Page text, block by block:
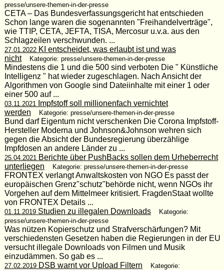
presse/unsere-themen-in-der-presse
CETA – Das Bundesverfassungsgericht hat entschieden
Schon lange waren die sogenannten "Freihandelverträge",
wie TTIP, CETA, JEFTA, TISA, Mercosur u.v.a. aus den
Schlagzeilen verschwunden. ...
27.01.2022KI entscheidet, was erlaubt ist und was
nicht
Kategorie: presse/unsere-themen-in-der-presse
Mindestens die 1 und die 500 sind verboten Die " Künstliche
Intelligenz " hat wieder zugeschlagen. Nach Ansicht der
Algorithmen von Google sind Dateiinhalte mit einer 1 oder
einer 500 auf ...
03.11.2021
Impfstoff soll millionenfach vernichtet
werden
Kategorie: presse/unsere-themen-in-der-presse
Bund darf Eigentum nicht verschenken Die Corona Impfstoff-
Hersteller Moderna und Johnson&Johnson wehren sich
gegen die Absicht der Bundesregierung überzählige
Impfdosen an andere Länder zu ...
25.04.2021 Berichte über PushBacks sollen dem Urheberrecht
unterliegen
Kategorie: presse/unsere-themen-in-der-presse
FRONTEX verlangt Anwaltskosten von NGO Es passt der
europäischen Grenz"schutz"behörde nicht, wenn NGOs ihr
Vorgehen auf dem Mittelmeer kritisiert. FragdenStaat wollte
von FRONTEX Details ...
01.11.2019Studien zu illegalen Downloads
Kategorie:
presse/unsere-themen-in-der-presse
Was nützen Kopierschutz und Strafverschärfungen? Mit
verschiedensten Gesetzen haben die Regierungen in der EU
versucht illegale Downloads von Filmen und Musik
einzudämmen. So gab es ...
27.02.2019DSB warnt vor Upload Filtern
Kategorie: